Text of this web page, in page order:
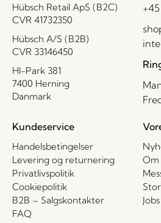
Hübsch Retail ApS (B2C)
CVR 41732350
Hübsch A/S (B2B)
CVR 33146450
HI-Park 381
7400 Herning
Danmark
Kundeservice
Handelsbetingelser
Levering og returnering
Privatlivspolitik
Cookiepolitik
B2B – Salgskontakter
FAQ
Om
Jobs